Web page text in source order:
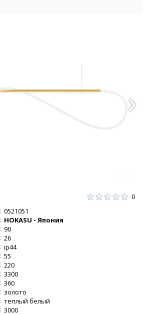
0
0521051
HOKASU - Япония
90
26
ip44
55
220
3300
360
золото
теплый белый
3000